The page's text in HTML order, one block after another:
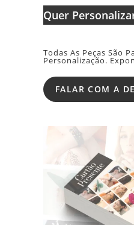
Quer
Todas As Peças São
Personalização.
FALAR COM A